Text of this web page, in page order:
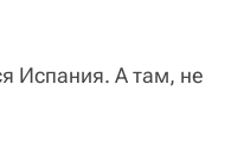
Испания. А там, не